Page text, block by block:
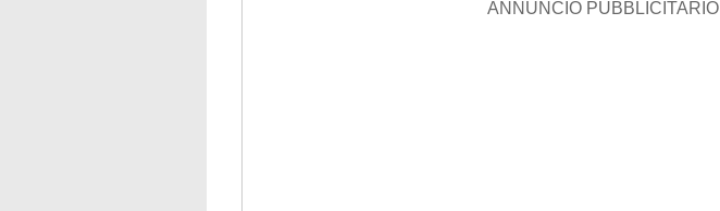
ANNUNCIO PUBBLICITARIO